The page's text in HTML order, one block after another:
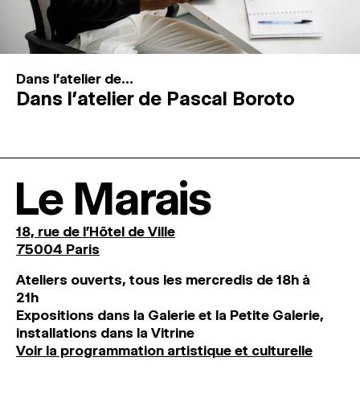
Dans l'atelier de...
Dans l’atelier de Pascal Boroto
Le Marais
18, rue de l'Hôtel de Ville
75004 Paris
Ateliers ouverts, tous les mercredis de 18h à
21h
Expositions dans la Galerie et la Petite Galerie,
installations dans la Vitrine
Voir la programmation artistique et culturelle